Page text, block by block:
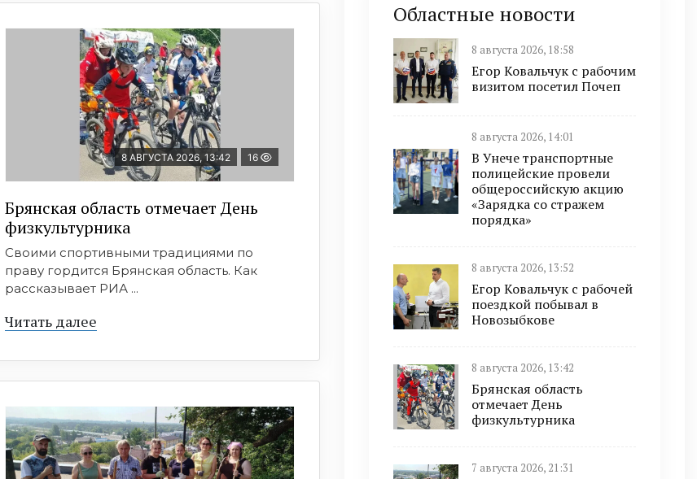
8 АВГУСТА 2026, 13:42 16
Брянская область отмечает День
физкультурника
Своими спортивными традициями по
праву гордится Брянская область. Как
рассказывает РИА ...
Читать далее
Областные новости
8 августа 2026, 18:58
Егор Ковальчук с рабочим
визитом посетил Почеп
8 августа 2026, 14:01
В Унече транспортные
полицейские провели
общероссийскую акцию
«Зарядка со стражем
порядка»
8 августа 2026, 13:52
Егор Ковальчук с рабочей
поездкой побывал в
Новозыбкове
8 августа 2026, 13:42
Брянская область
отмечает День
физкультурника
7 августа 2026, 21:31